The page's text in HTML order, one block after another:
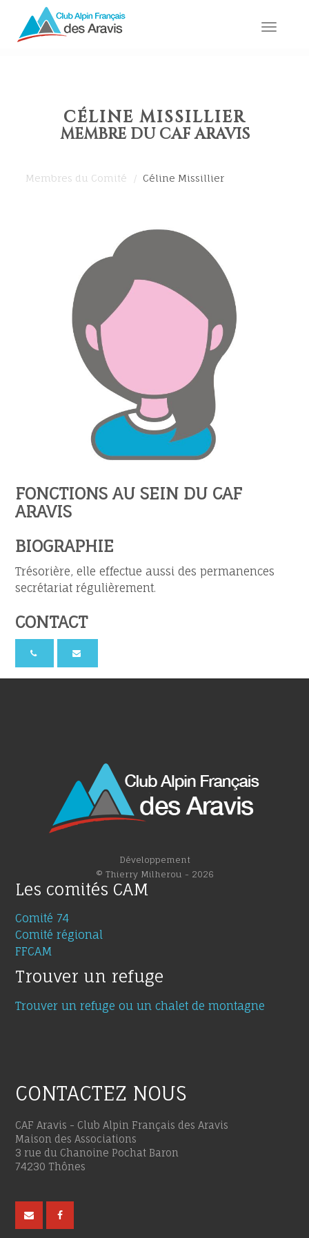
Toggle
CÉLINE MISSILLIER
MEMBRE DU CAF ARAVIS
Membres du Comité Céline Missillier
FONCTIONS AU SEIN DU CAF
ARAVIS
BIOGRAPHIE
Trésorière, elle effectue aussi des permanences
secrétariat régulièrement.
CONTACT
Développement
© Thierry Milherou - 2026
Les comités CAM
Comité 74
Comité régional
FFCAM
Trouver un refuge
Trouver un refuge ou un chalet de montagne
CONTACTEZ NOUS
CAF Aravis - Club Alpin Français des Aravis
Maison des Associations
3 rue du Chanoine Pochat Baron
74230 Thônes